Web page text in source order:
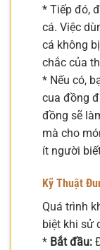
* Tiếp đó,
cá. Việc
cá không
chắc của
* Nếu có,
cua đồng
đồng sẽ
mà cho
ít người
Kỹ Thuật
Quá trình
biệt khi sử
* Bắt đầu: